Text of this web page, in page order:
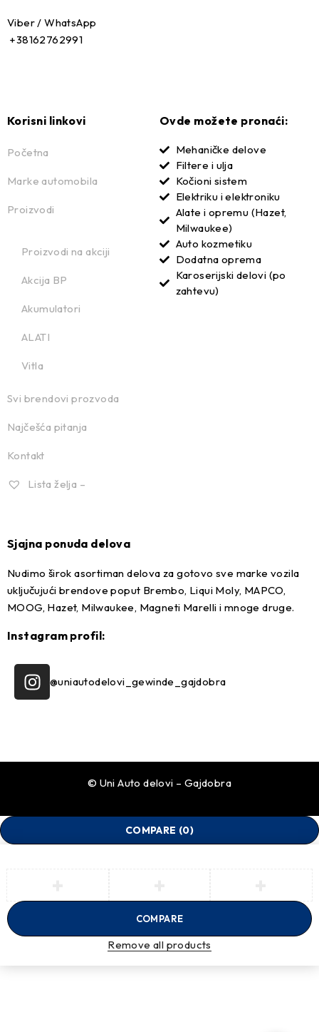
Viber / WhatsApp
+38162762991
Korisni linkovi
Početna
Marke automobila
Proizvodi
Proizvodi na akciji
Akcija BP
Akumulatori
ALATI
Vitla
Svi brendovi prozvoda
Najčešća pitanja
Kontakt
Lista želja –
Ovde možete pronaći:
Mehaničke delove
Filtere i ulja
Kočioni sistem
Elektriku i elektroniku
Alate i opremu (Hazet,
Milwaukee)
Auto kozmetiku
Dodatna oprema
Karoserijski delovi (po
zahtevu)
Sjajna ponuda delova
Nudimo širok asortiman delova za gotovo sve marke vozila
uključujući brendove poput Brembo, Liqui Moly, MAPCO,
MOOG, Hazet, Milwaukee, Magneti Marelli i mnoge druge.
Instagram profil:
@uniautodelovi_gewinde_gajdobra
© Uni Auto delovi – Gajdobra
COMPARE (0)
COMPARE
Remove all products